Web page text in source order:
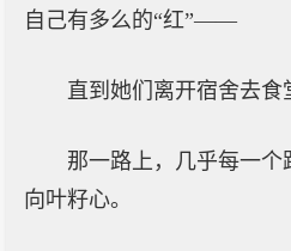
自己有多么的“红”——
直到她们离开宿舍去
那一路上，几乎每一
向叶籽心。